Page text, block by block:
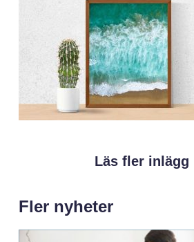
Läs fler inlägg
Fler nyheter